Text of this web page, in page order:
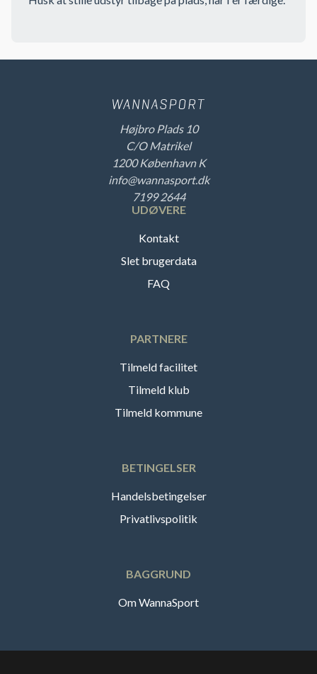
Højbro Plads 10
C/O Matrikel
1200 København K
info@wannasport.dk
7199 2644
UDØVERE
Kontakt
Slet brugerdata
FAQ
PARTNERE
Tilmeld facilitet
Tilmeld klub
Tilmeld kommune
BETINGELSER
Handelsbetingelser
Privatlivspolitik
BAGGRUND
Om WannaSport